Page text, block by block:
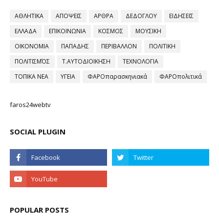
ΑΘΛΗΤΙΚΑ ΑΠΟΨΕΙΣ ΑΡΘΡΑ ΔΕΔΟΓΛΟΥ
ΕΙΔΗΣΕΙΣ
ΕΛΛΑΔΑ
ΕΠΙΚΟΙΝΩΝΙΑ ΚΟΣΜΟΣ
ΜΟΥΣΙΚΗ
ΟΙΚΟΝΟΜΙΑ
ΠΑΠΑΔΗΣ ΠΕΡΙΒΑΛΛΟΝ
ΠΟΛΙΤΙΚΗ
ΠΟΛΙΤΙΣΜΌΣ
Τ.ΑΥΤΟΔΙΟΙΚΗΣΗ
ΤΕΧΝΟΛΟΓΙΑ
ΤΟΠΙΚΑ ΝΕΑ
ΥΓΕΙΑ ΦΑΡΟπαρασκηνιακά ΦΑΡΟπολιτικά
faros24webtv
SOCIAL PLUGIN
POPULAR POSTS